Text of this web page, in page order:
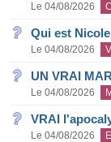
Le 04/08/2026
Qui est
Le 04/08/2026
UN VRAI
Le 04/08/2026
VRAI
Le 04/08/2026